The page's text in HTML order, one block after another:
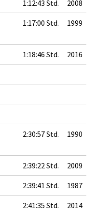
1:12:43 Std. 2008
1:17:00 Std. 1999
1:18:46 Std. 2016
2:30:57 Std. 1990
2:39:22 Std. 2009
2:39:41 Std. 1987
2:41:35 Std. 2014